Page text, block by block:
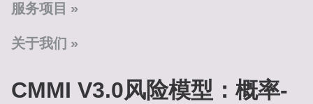
服务项目
关于我们
CMMI V3.0风险模型：概率-